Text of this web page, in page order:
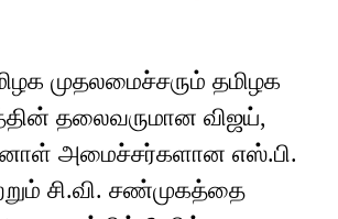
முதலமைச்சரும் தமிழக
தலைவருமான விஜய்,
அமைச்சர்களான எஸ்.பி.
சி.வி. சண்முகத்தை